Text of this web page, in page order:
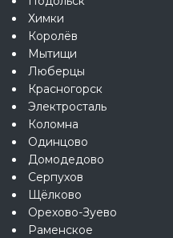
Химки
Королёв
Мытищи
Люберцы
Красногорск
Электросталь
Коломна
Одинцово
Домодедово
Серпухов
Щёлково
Орехово-Зуево
Раменское